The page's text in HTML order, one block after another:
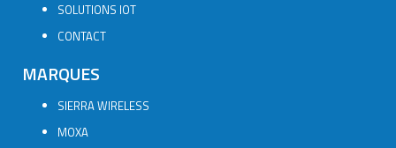
SOLUTIONS IOT
CONTACT
MARQUES
SIERRA WIRELESS
MOXA